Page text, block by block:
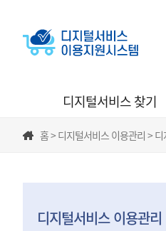
디지털서비스 찾기
홈 > 디지털서비스 이용관리 >
디지털서비스 이용관리